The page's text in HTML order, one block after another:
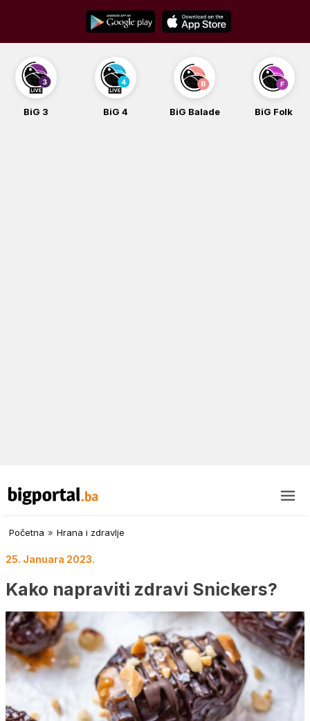
content
BiG 3 BiG 4 BiG Balade BiG Folk
Početna » Hrana i zdravlje
25. Januara 2023.
Kako napraviti zdravi Snickers?